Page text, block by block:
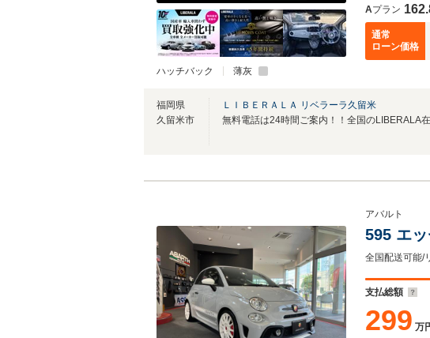
ハッチバック 薄灰
Aプラン
通常
ローン価格
福岡県
久留米市
ＬＩＢＥＲＡＬＡ リベラーラ久留米
アバルト
595 エ
全国配送可能/
支払総額
299 万